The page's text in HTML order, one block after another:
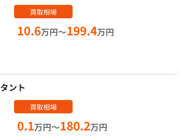
買取相場
10.6万円～199.4万円
タント
買取相場
0.1万円～180.2万円